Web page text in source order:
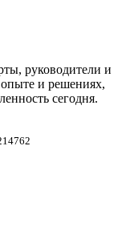
руководители и
и решениях,
сегодня.